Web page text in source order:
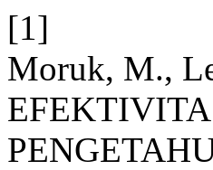
[1]
Moruk, M.,